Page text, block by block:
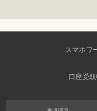
スマホワ
口座受